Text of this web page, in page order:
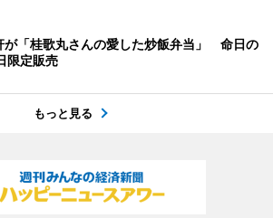
が「桂歌丸さんの愛した炒飯弁当」 命日の
限定販売
もっと見る